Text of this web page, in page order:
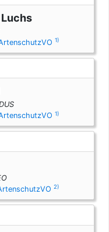
1)
1)
2)